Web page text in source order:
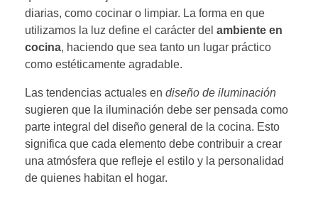
diarias, como cocinar o limpiar. La forma en que
utilizamos la luz define el carácter del ambiente en
cocina, haciendo que sea tanto un lugar práctico
como estéticamente agradable.
Las tendencias actuales en diseño de iluminación
sugieren que la iluminación debe ser pensada como
parte integral del diseño general de la cocina. Esto
significa que cada elemento debe contribuir a crear
una atmósfera que refleje el estilo y la personalidad
de quienes habitan el hogar.